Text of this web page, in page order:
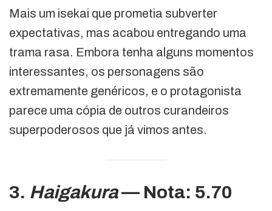
Mais um isekai que prometia subverter
expectativas, mas acabou entregando uma
trama rasa. Embora tenha alguns momentos
interessantes, os personagens são
extremamente genéricos, e o protagonista
parece uma cópia de outros curandeiros
superpoderosos que já vimos antes.
3. Haigakura— Nota: 5.70